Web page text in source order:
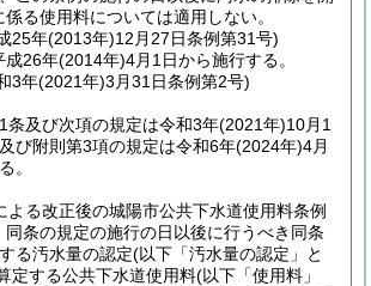
る使用料については適用しない。
25年(2013年)12月27日条例第31号)
成26年(2014年)4月1日から施行する。
3年(2021年)3月31日条例第2号)
条及び次項の規定は令和3年(2021年)10月1
び附則第3項の規定は令和6年(2024年)4月
。
よる改正後の城陽市公共下水道使用料条例
同条の規定の施行の日以後に行うべき同条
る汚水量の認定(以下「汚水量の認定」と
定する公共下水道使用料(以下「使用料」